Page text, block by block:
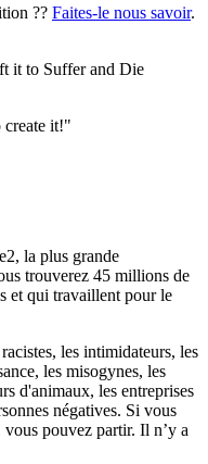
?? Faites-le nous savoir.
it to Suffer and Die
create it!"
la plus grande
trouverez 45 millions de
et qui travaillent pour le
les intimidateurs, les
les misogynes, les
d'animaux, les entreprises
négatives. Si vous
vous pouvez partir. Il n’y a